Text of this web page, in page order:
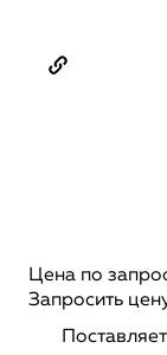
Цена по
Запросить